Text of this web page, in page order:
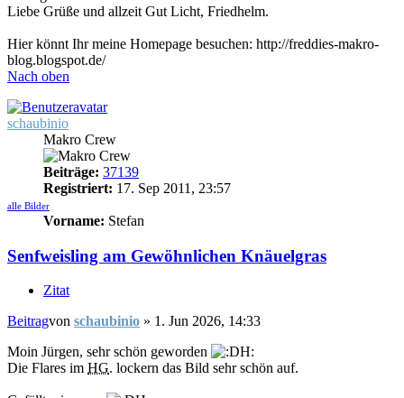
Liebe Grüße und allzeit Gut Licht, Friedhelm.
Hier könnt Ihr meine Homepage besuchen: http://freddies-makro-
blog.blogspot.de/
Nach oben
schaubinio
Makro Crew
Beiträge: 37139
Registriert: 17. Sep 2011, 23:57
alle Bilder
Vorname: Stefan
Senfweisling am Gewöhnlichen Knäuelgras
Zitat
Beitragvon schaubinio » 1. Jun 2026, 14:33
Moin Jürgen, sehr schön geworden
Die Flares im HG. lockern das Bild sehr schön auf.